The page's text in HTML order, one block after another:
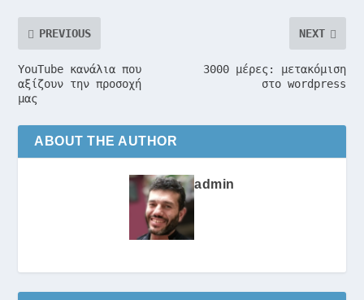
PREVIOUS
YouTube κανάλια που
αξίζουν την προσοχή
μας
NEXT
3000 μέρες: μετακόμιση
στο wordpress
ABOUT THE AUTHOR
admin